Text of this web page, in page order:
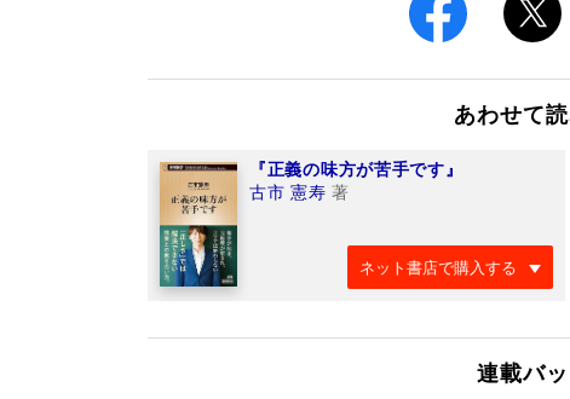
あわせて
『正義の味方が苦手です』
古市 憲寿 著
ネット書店で購入する
連載バ